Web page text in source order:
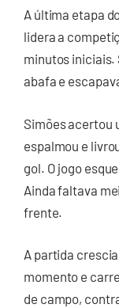
A última etapa
lidera a
minutos iniciais.
abafa e
Simões acertou
espalmou e
gol. O jogo
Ainda faltava
frente.
A partida
momento e
de campo,